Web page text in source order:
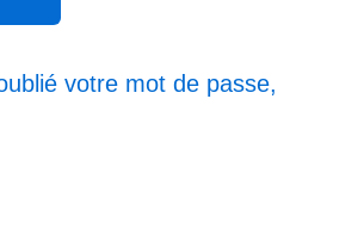
votre mot de passe,